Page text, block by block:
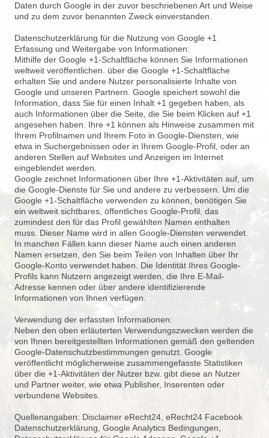
Daten durch Google in der zuvor beschriebenen Art und Weise
und zu dem zuvor benannten Zweck einverstanden.
Datenschutzerklärung für die Nutzung von Google +1
Erfassung und Weitergabe von Informationen:
Mithilfe der Google +1-Schaltfläche können Sie Informationen
weltweit veröffentlichen. über die Google +1-Schaltfläche
erhalten Sie und andere Nutzer personalisierte Inhalte von
Google und unseren Partnern. Google speichert sowohl die
Information, dass Sie für einen Inhalt +1 gegeben haben, als
auch Informationen über die Seite, die Sie beim Klicken auf +1
angesehen haben. Ihre +1 können als Hinweise zusammen mit
Ihrem Profilnamen und Ihrem Foto in Google-Diensten, wie
etwa in Suchergebnissen oder in Ihrem Google-Profil, oder an
anderen Stellen auf Websites und Anzeigen im Internet
eingeblendet werden.
Google zeichnet Informationen über Ihre +1-Aktivitäten auf, um
die Google-Dienste für Sie und andere zu verbessern. Um die
Google +1-Schaltfläche verwenden zu können, benötigen Sie
ein weltweit sichtbares, öffentliches Google-Profil, das
zumindest den für das Profil gewählten Namen enthalten
muss. Dieser Name wird in allen Google-Diensten verwendet.
In manchen Fällen kann dieser Name auch einen anderen
Namen ersetzen, den Sie beim Teilen von Inhalten über Ihr
Google-Konto verwendet haben. Die Identität Ihres Google-
Profils kann Nutzern angezeigt werden, die Ihre E-Mail-
Adresse kennen oder über andere identifizierende
Informationen von Ihnen verfügen.
Verwendung der erfassten Informationen:
Neben den oben erläuterten Verwendungszwecken werden die
von Ihnen bereitgestellten Informationen gemäß den geltenden
Google-Datenschutzbestimmungen genutzt. Google
veröffentlicht möglicherweise zusammengefasste Statistiken
über die +1-Aktivitäten der Nutzer bzw. gibt diese an Nutzer
und Partner weiter, wie etwa Publisher, Inserenten oder
verbundene Websites.
Quellenangaben: Disclaimer eRecht24, eRecht24 Facebook
Datenschutzerklärung, Google Analytics Bedingungen,